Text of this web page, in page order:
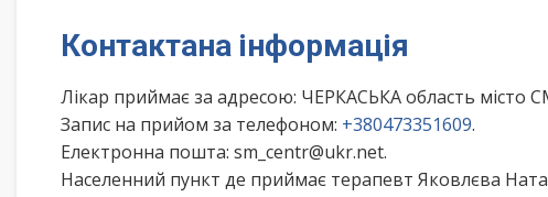
Контактана інформація
Лікар приймає за адресою: ЧЕРКАСЬКА область місто
Запис на прийом за телефоном: +380473351609.
Електронна пошта: sm_centr@ukr.net.
Населенний пункт де приймає терапевт Яковлєва